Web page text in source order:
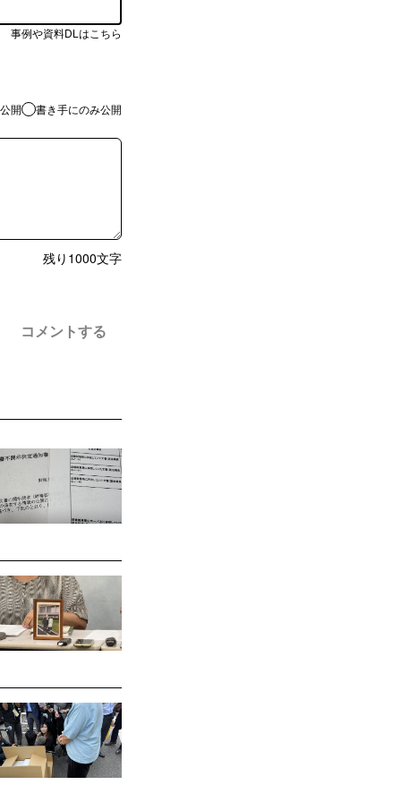
事例や資料DLはこちら
公開 書き手にのみ公開
残り 1000文字
コメントする